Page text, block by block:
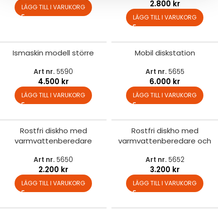
LÄGG TILL I VARUKORG 2.800 kr
LÄGG TILL I VARUKORG
Ismaskin modell större
Art nr. 5590
4.500 kr
LÄGG TILL I VARUKORG
Mobil diskstation
Art nr. 5655
6.000 kr
LÄGG TILL I VARUKORG
Rostfri diskho med
varmvattenberedare
Art nr. 5650
2.200 kr
LÄGG TILL I VARUKORG
Rostfri diskho med
varmvattenberedare och
Art nr. 5652
3.200 kr
LÄGG TILL I VARUKORG